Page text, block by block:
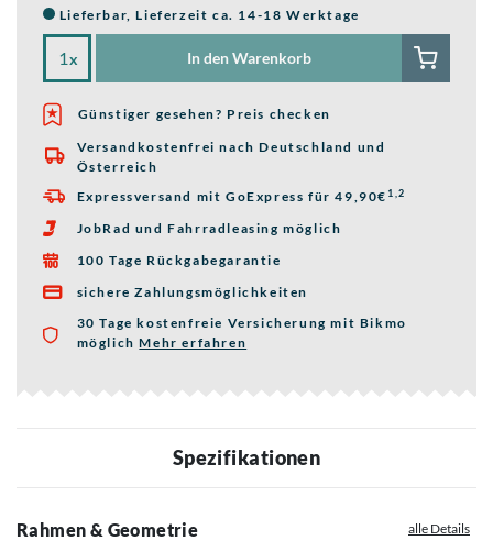
Lieferbar, Lieferzeit ca. 14-18 Werktage
x In den Warenkorb
Günstiger gesehen? Preis checken

Versandkostenfrei nach Deutschland und
Österreich
 Expressversand mit GoExpress für 49,90€ 1,2
 JobRad und Fahrradleasing möglich
 100 Tage Rückgabegarantie

sichere Zahlungsmöglichkeiten
30 Tage kostenfreie Versicherung mit Bikmo
möglichMehr erfahren
Spezifikationen
Rahmen & Geometrie alle Details